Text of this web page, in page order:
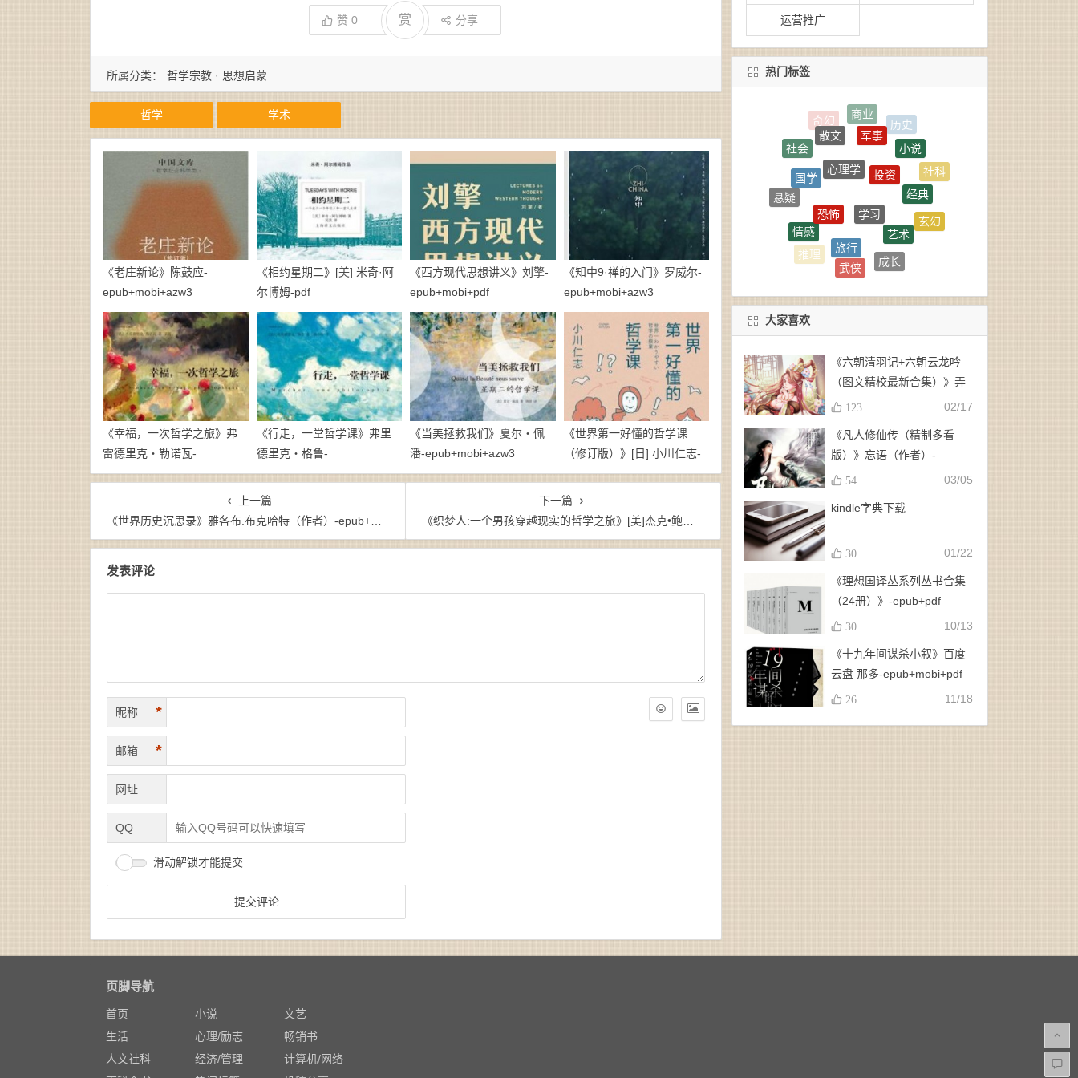
赞 0 赏 分享
所属分类： 哲学宗教 · 思想启蒙
哲学 学术
《老庄新论》陈鼓应-
epub+mobi+azw3
《相约星期二》[美] 米奇·阿
尔博姆-pdf
《西方现代思想讲义》刘擎-
epub+mobi+pdf
《知中9·禅的入门》罗威尔-
epub+mobi+azw3
《幸福，一次哲学之旅》弗
雷德里克・勒诺瓦-
epub+mobi+azw3
《行走，一堂哲学课》弗里
德里克・格鲁-
epub+mobi+azw3
《当美拯救我们》夏尔・佩
潘-epub+mobi+azw3
《世界第一好懂的哲学课
（修订版）》[日] 小川仁志-
epub+mobi+azw3
上一篇
《世界历史沉思录》雅各布.布克哈特（作者）-epub+mobi+azw3
下一篇
《织梦人:一个男孩穿越现实的哲学之旅》[美]杰克•鲍温（作者）-epub+mobi+azw3
发表评论
昵称 *
邮箱 *
网址
QQ
滑动解锁才能提交
运营推广
热门标签
社会
散文
军事
小说
社科
科普
悬疑
国学
心理学
投资
经典
思想
金融
科幻
推理
恐怖 学习
成长
武侠
旅行
大家喜欢
《六朝清羽记+六朝云龙吟
（图文精校最新合集）》弄
玉、龙璇（作者）-
123 02/17
《凡人修仙传（精制多看
版）》忘语（作者）-
epub+mobi
54 03/05
kindle字典下载
30 01/22
《理想国译丛系列丛书合集
（24册）》-epub+pdf
30 10/13
《十九年间谋杀小叙》百度
云盘 那多-epub+mobi+pdf
26 11/18
页脚导航
首页 小说
文艺
生活
心理/励志
畅销书
人文社科
经济/管理
计算机/网络